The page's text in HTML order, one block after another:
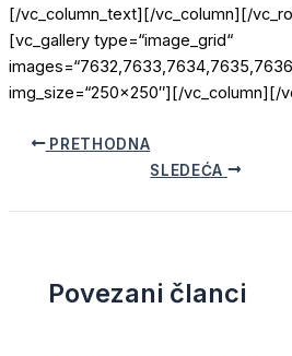
[/vc_column_text][/vc_column][/
[vc_gallery type=“image_grid“
img_size=“250×250″][/vc_column][/
PRETHODNA
SLEDEĆA
Povezani članci